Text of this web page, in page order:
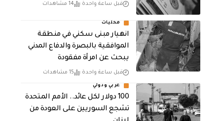
قبل ساعة واحدة 14 مشاهدات
محليات
انهيار مبنى سكني في منطقة
الموافقية بالبصرة والدفاع المدني
يبحث عن امرأة مفقودة
قبل ساعة واحدة 15 مشاهدات
عربي ودولي
100 دولار لكل عائد.. الأمم المتحدة
تشجع السوريين على العودة من